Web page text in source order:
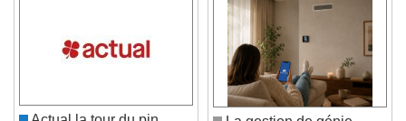
Caption Area Background
Font Size